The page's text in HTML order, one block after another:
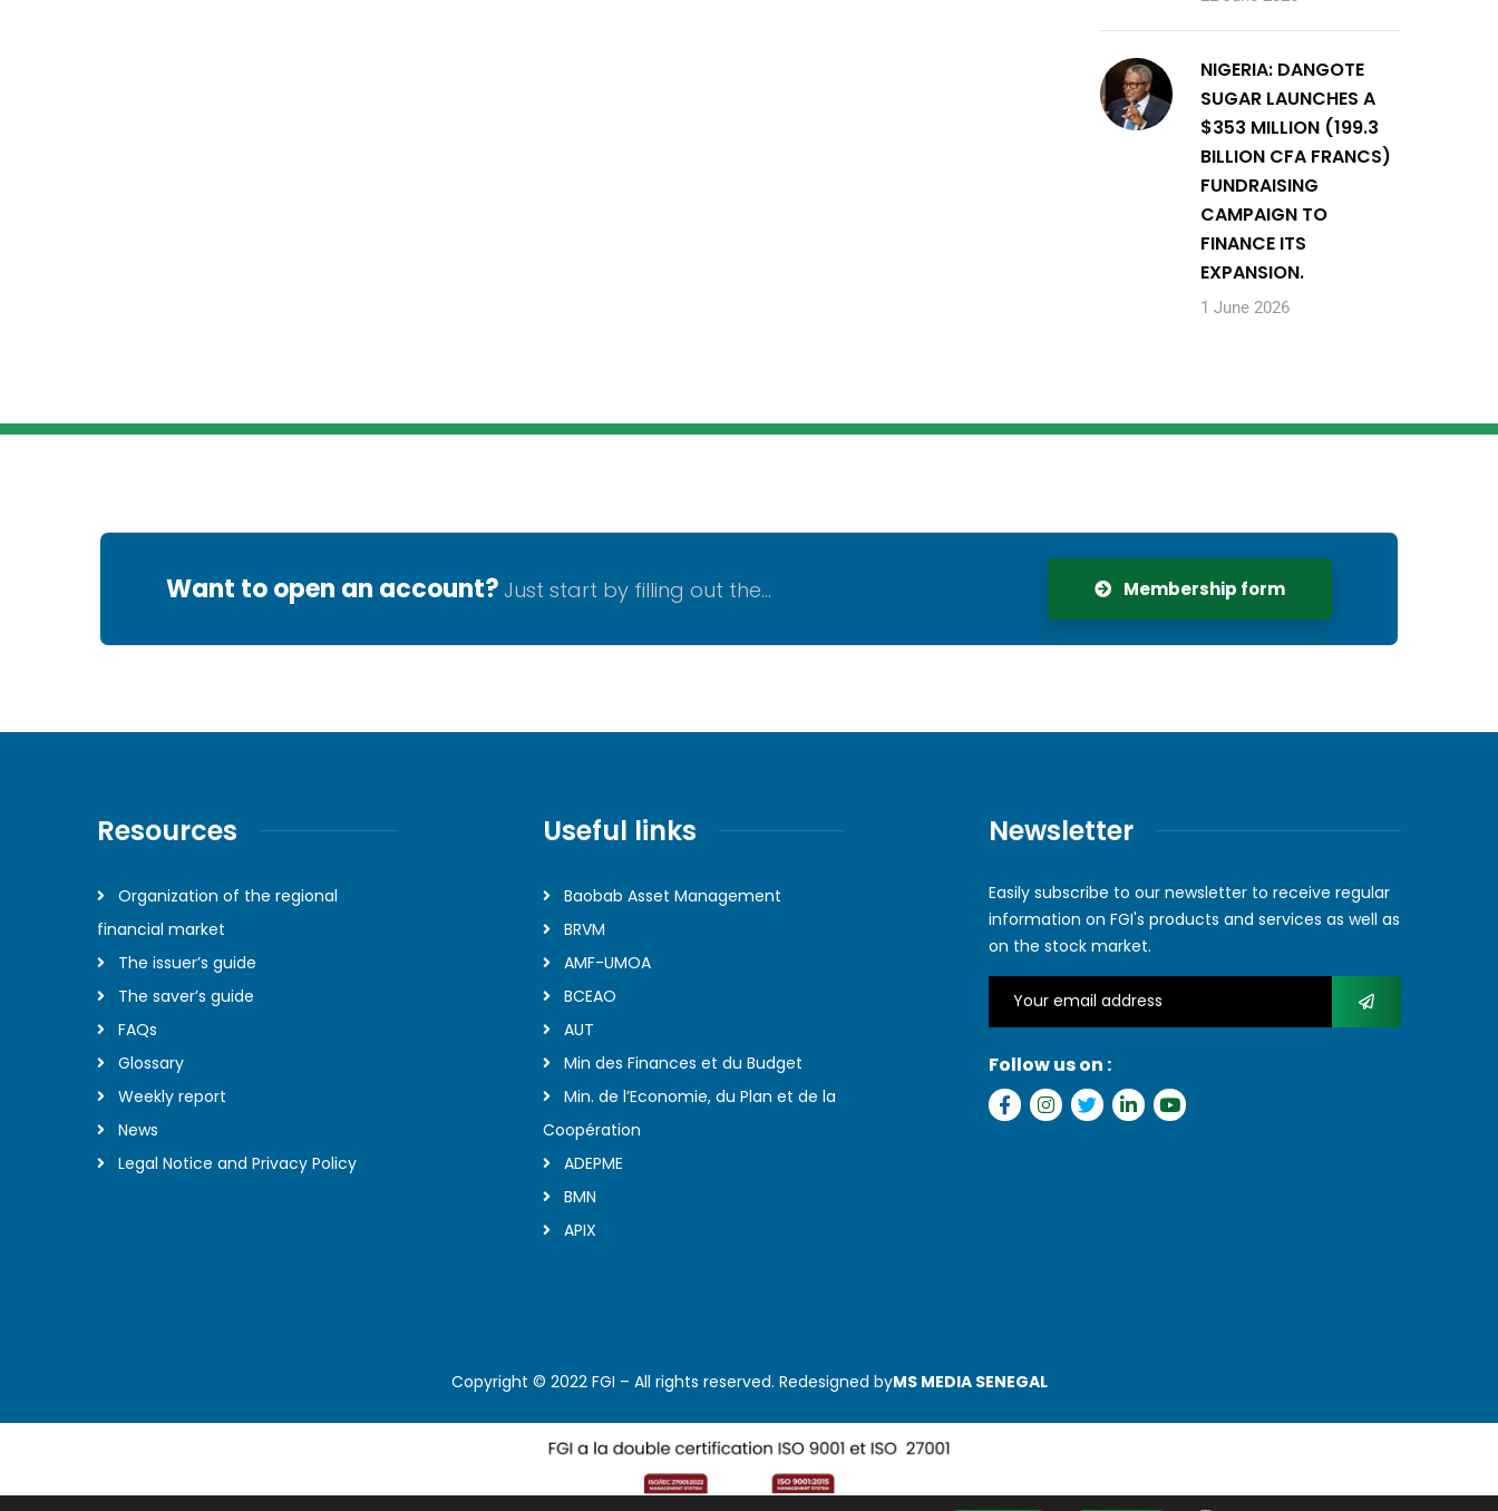
NIGERIA: DANGOTE
SUGAR LAUNCHES A
$353 MILLION (199.3
BILLION CFA FRANCS)
FUNDRAISING
CAMPAIGN TO
FINANCE ITS
EXPANSION.
1 June 2026
Want to open an account? Just start by filling out the... Membership form
Resources
Organization of the regional
financial market
The issuer’s guide
The saver’s guide
FAQs
Glossary
Weekly report
News
Legal Notice and Privacy Policy
Useful links
Baobab Asset Management
BRVM
AMF-UMOA
BCEAO
AUT
Min des Finances et du Budget
Min. de l’Economie, du Plan et de la
Coopération
ADEPME
BMN
APIX
Newsletter
Easily subscribe to our newsletter to receive regular
information on FGI's products and services as well as
on the stock market.
Follow us on :
Copyright © 2022 FGI – All rights reserved. Redesigned byMS MEDIA SENEGAL